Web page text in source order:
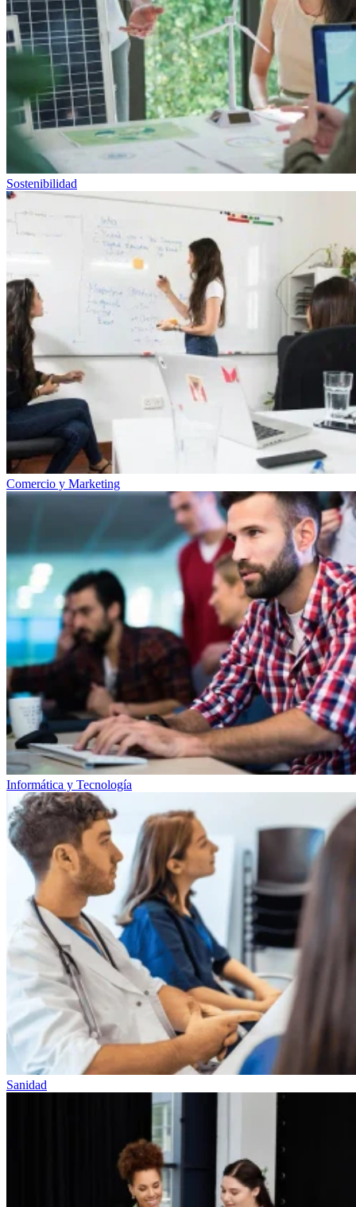
Sostenibilidad
Comercio y Marketing
Informática y Tecnología
Sanidad